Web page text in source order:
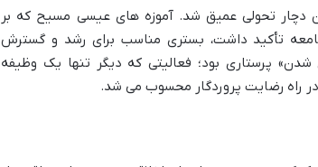
دچار تحولی عمیق شد. آموزه های عیسی مسیح که بر
تأکید داشت، بستری مناسب برای رشد و گسترش
پرستاری بود؛ فعالیتی که دیگر تنها یک وظیفه
در راه رضایت پروردگار محسوب می شد.